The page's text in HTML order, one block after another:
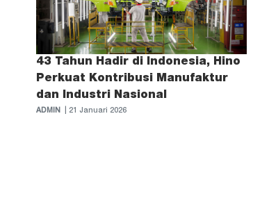
43 Tahun Hadir di Indonesia, Hino
Perkuat Kontribusi Manufaktur
dan Industri Nasional
ADMIN | 21 Januari 2026